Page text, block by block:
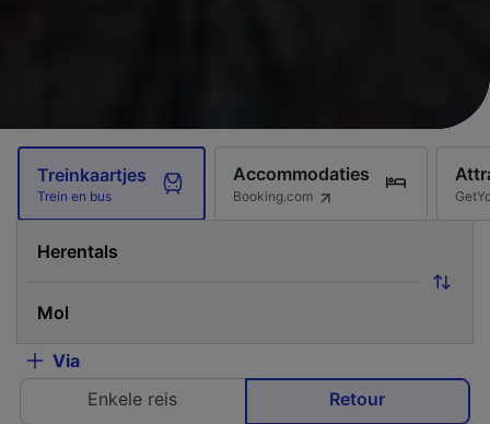
Treinkaartjes
Trein en bus
Accommodaties
Booking.com
Via
Enkele reis
Retour